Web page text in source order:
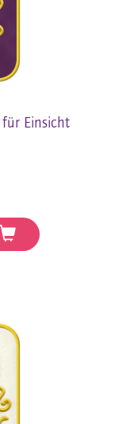
für Einsicht